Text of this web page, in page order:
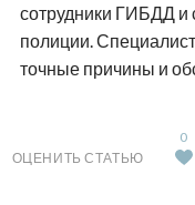
сотрудники ГИБДД и
полиции.
точные причины и
ОЦЕНИТЬ СТАТЬЮ
0